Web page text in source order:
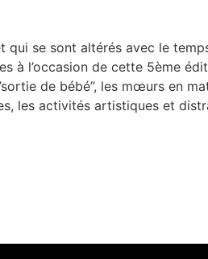
se sont altérés avec le
à l’occasion de cette 5ème
de bébé”, les mœurs en
les activités artistiques et